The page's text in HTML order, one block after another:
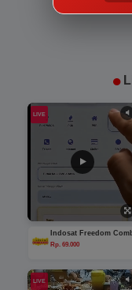
LIVE
Indosat Freedom
Rp. 69.000
LIVE